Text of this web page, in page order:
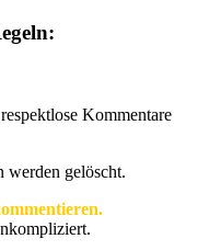
Kommentare
werden gelöscht.